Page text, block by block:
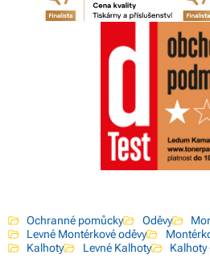
Ochranné pomůcky Oděvy
Levné Montérkové oděvy
Kalhoty
Levné Kalhoty Kalhoty